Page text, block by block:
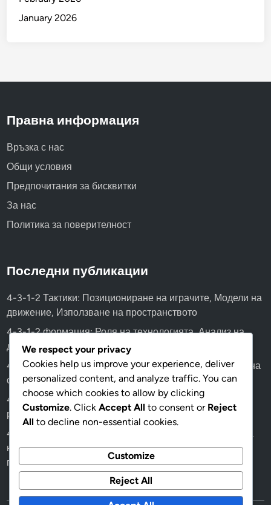
January 2026
Правна информация
Връзка с нас
Общи условия
Предпочитания за бисквитки
За нас
Политика за поверителност
Последни публикации
4-3-1-2 Тактики: Позициониране на играчите, Модели на
движение, Използване на пространството
4-3-1-2 формация: Роля на технологията, Анализ на
данни, Метрики за представяне
4-3-1-2 формация: Влияние на замените, Дълбочина на
състава, Гъвкавост на ролите
4-3-1-2 Тактически съображения: Адаптиране към
различни формации на противника
4-3-1-2 формация: Анализ на физическата подготовка
на играчите, управление на издръжливостта,
предотвратяване на контузии
We respect your privacy
Cookies help us improve your experience, deliver
personalized content, and analyze traffic. You can
choose which cookies to allow by clicking
Customize. Click Accept All to consent or Reject
All to decline non-essential cookies.
Customize
Reject All